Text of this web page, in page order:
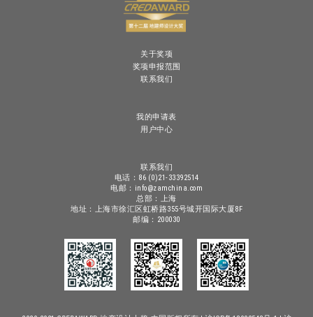
关于奖项
奖项申报范围
联系我们
我的申请表
用户中心
联系我们
电话：86 (0)21-33392514
电邮：info@zamchina.com
总部：上海
地址：上海市徐汇区虹桥路355号城开国际大厦8F
邮编：200030